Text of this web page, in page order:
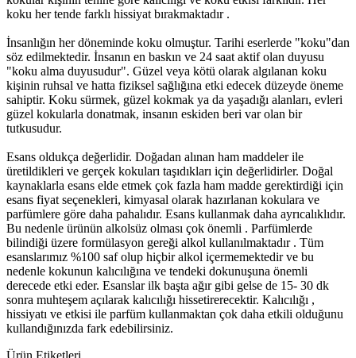
koku her tende farklı hissiyat bırakmaktadır .
İnsanlığın her döneminde koku olmuştur. Tarihi eserlerde "koku"dan
söz edilmektedir. İnsanın en baskın ve 24 saat aktif olan duyusu
"koku alma duyusudur". Güzel veya kötü olarak algılanan koku
kişinin ruhsal ve hatta fiziksel sağlığına etki edecek düzeyde öneme
sahiptir. Koku sürmek, güzel kokmak ya da yaşadığı alanları, evleri
güzel kokularla donatmak, insanın eskiden beri var olan bir
tutkusudur.
Esans oldukça değerlidir. Doğadan alınan ham maddeler ile
üretildikleri ve gerçek kokuları taşıdıkları için değerlidirler. Doğal
kaynaklarla esans elde etmek çok fazla ham madde gerektirdiği için
esans fiyat seçenekleri, kimyasal olarak hazırlanan kokulara ve
parfümlere göre daha pahalıdır. Esans kullanmak daha ayrıcalıklıdır.
Bu nedenle ürünün alkolsüz olması çok önemli . Parfümlerde
bilindiği üzere formülasyon gereği alkol kullanılmaktadır . Tüm
esanslarımız %100 saf olup hiçbir alkol içermemektedir ve bu
nedenle kokunun kalıcılığına ve tendeki dokunuşuna önemli
derecede etki eder. Esanslar ilk başta ağır gibi gelse de 15- 30 dk
sonra muhteşem açılarak kalıcılığı hissetirerecektir. Kalıcılığı ,
hissiyatı ve etkisi ile parfüm kullanmaktan çok daha etkili olduğunu
kullandığınızda fark edebilirsiniz.
Ürün Etiketleri